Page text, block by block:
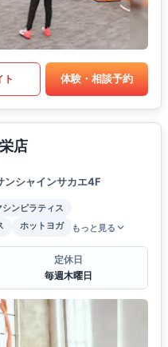
ト 体験・相談予約
店
シャインサカエ4F
シンピラティス
ホットヨガ もっと見る
定休日
毎週木曜日